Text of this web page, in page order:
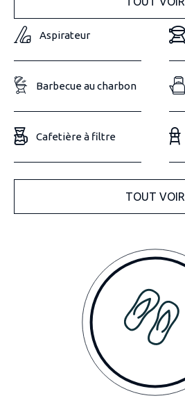
Aspirateur
Barbecue au charbon
Cafetière à filtre
TOUT VOIR